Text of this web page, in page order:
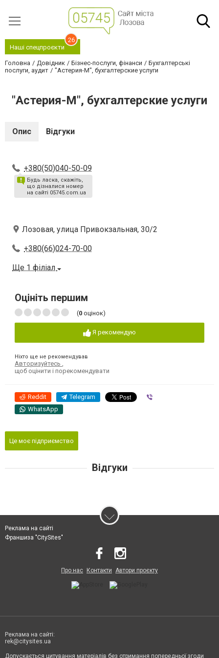
Наші спецпроєкти
26
Головна Довідник Бізнес-послуги, фінанси
Бухгалтерські
послуги, аудит
"Астерия-М", бухгалтерские услуги
"Астерия-М", бухгалтерские услуги
Опис Відгуки
+380(50)040-50-09
Будь ласка, скажіть,
що дізналися номер
на сайті 05745.com.ua
Лозовая, улица Привокзальная, 30/2
+380(66)024-70-00
Ще 1 філіал
Оцініть першим
(0 оцінок)
Я рекомендую
Ніхто ще не рекомендував
Авторизуйтесь
щоб оцінити і порекомендувати
Reddit Telegram
WhatsApp
Це моє підприємство
Відгуки
Реклама на сайті
Франшиза "CitySites"
Про нас Контакти Автори проєкту
Реклама на сайті:
rek@citysites.ua
Допускається цитування матеріалів без отримання попередньої згоди